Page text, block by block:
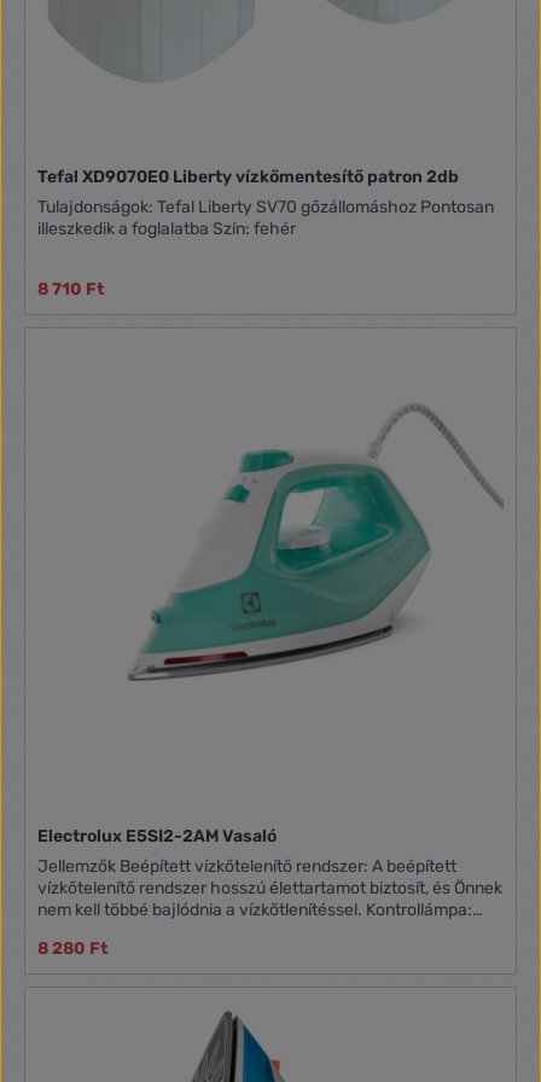
Tefal XD9070E0 Liberty vízkőmentesítő patron 2db
Tulajdonságok: Tefal Liberty SV70 gőzállomáshoz Pontosan
illeszkedik a foglalatba Szín: fehér
8 710 Ft
Electrolux E5SI2-2AM Vasaló
Jellemzők Beépített vízkőtelenítő rendszer: A beépített
vízkőtelenítő rendszer hosszú élettartamot biztosít, és Önnek
nem kell többé bajlódnia a vízkőtlenítéssel. Kontrollámpa:
készen a vasalásra. Permetezőfunkció: Gyengéden
megnedvesíti a ruhát. Tökéletesen sikló, karcmentes talp:
eredményekért. Függőleges gőz: A felakasztott ruhák,
függönyök felfrissítésére. Csepegésgátló rendszer: A
csepegésgátló rendszer megakadályozza, hogy víz
8 280 Ft